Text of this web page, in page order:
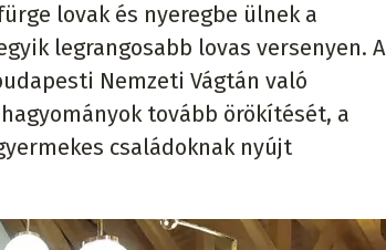
lovak és nyeregbe ülnek a
legrangosabb lovas versenyen. A
Nemzeti Vágtán való
tovább örökítését, a
családoknak nyújt